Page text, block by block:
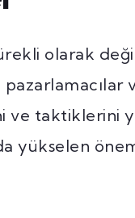
olarak
ve taktiklerini
yükselen